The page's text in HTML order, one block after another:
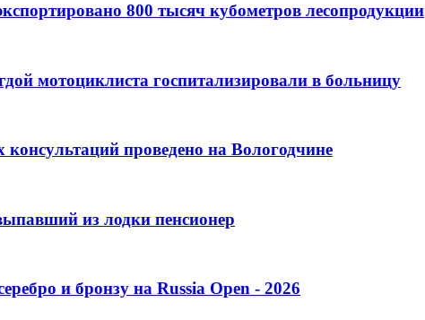
800 тысяч кубометров лесопродукции
мотоциклиста госпитализировали в больницу
консультаций проведено на Вологодчине
из лодки пенсионер
и бронзу на Russia Open - 2026